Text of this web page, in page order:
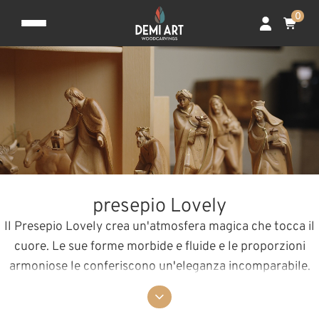
0
presepio Lovely
Il Presepio Lovely crea un'atmosfera magica che tocca il
cuore. Le sue forme morbide e fluide e le proporzioni
armoniose le conferiscono un'eleganza incomparabile.
Ogni elemento di questa natività è un omaggio alla
bellezza del Natale: il calore della Sacra Famiglia, la